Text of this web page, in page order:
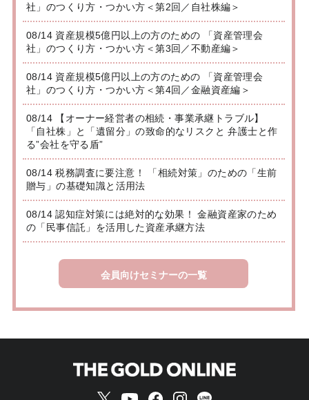
社」のつくり方・つかい方＜第2回／自社株編＞
08/14 資産規模5億円以上の方のための 「資産管理会
社」のつくり方・つかい方＜第3回／不動産編＞
08/14 資産規模5億円以上の方のための 「資産管理会
社」のつくり方・つかい方＜第4回／金融資産編＞
08/14 【オーナー経営者の相続・事業承継トラブル】
「自社株」と「遺留分」の致命的なリスクと 弁護士と作
る”会社を守る盾”
08/14 税務調査に要注意！ 「相続対策」のための「生前
贈与」の基礎知識と活用法
08/14 認知症対策には絶対的な効果！ 金融資産家のため
の「民事信託」を活用した資産承継方法
会員向けセミナーの一覧